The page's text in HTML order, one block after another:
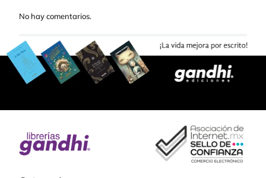
No hay comentarios.